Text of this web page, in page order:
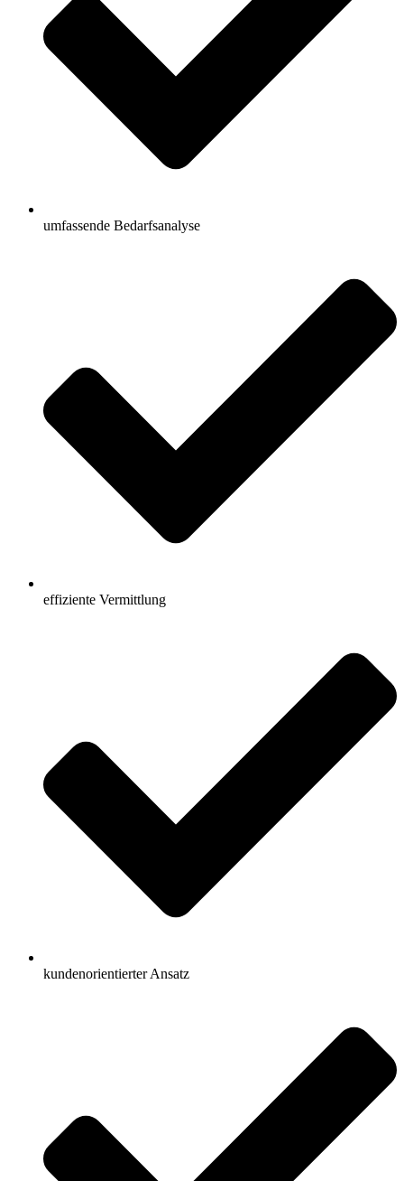
umfassende Bedarfsanalyse
effiziente Vermittlung
kundenorientierter Ansatz